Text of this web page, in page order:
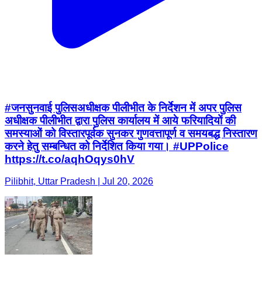
#जनसुनवाई पुलिसअधीक्षक पीलीभीत के निर्देशन में अपर पुलिस
अधीक्षक पीलीभीत द्वारा पुलिस कार्यालय में आये फरियादियों की
समस्याओं को विस्तारपूर्वक सुनकर गुणवत्तापूर्ण व समयबद्ध निस्तारण
करने हेतु सम्बन्धित को निर्देशित किया गया। #UPPolice
https://t.co/aqhOqys0hV
Pilibhit, Uttar Pradesh | Jul 20, 2026